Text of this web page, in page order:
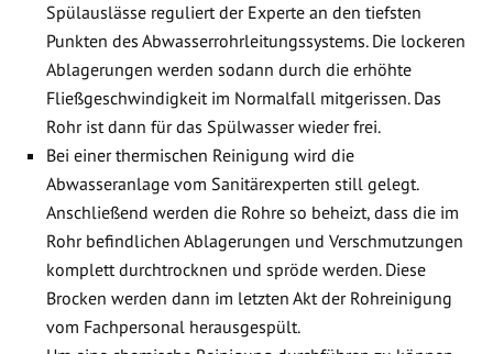
Spülauslässe reguliert der Experte an den tiefsten
Punkten des Abwasserrohrleitungssystems. Die lockeren
Ablagerungen werden sodann durch die erhöhte
Fließgeschwindigkeit im Normalfall mitgerissen. Das
Rohr ist dann für das Spülwasser wieder frei.
Bei einer thermischen Reinigung wird die
Abwasseranlage vom Sanitärexperten still gelegt.
Anschließend werden die Rohre so beheizt, dass die im
Rohr befindlichen Ablagerungen und Verschmutzungen
komplett durchtrocknen und spröde werden. Diese
Brocken werden dann im letzten Akt der Rohreinigung
vom Fachpersonal herausgespült.